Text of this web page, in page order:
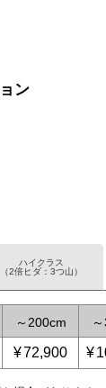
ン
～ 200 ～
¥72,900 ¥
ハイクラス
（2倍ヒダ：3つ山）